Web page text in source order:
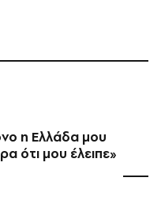
η Ελλάδα μου
ότι μου έλειπε»